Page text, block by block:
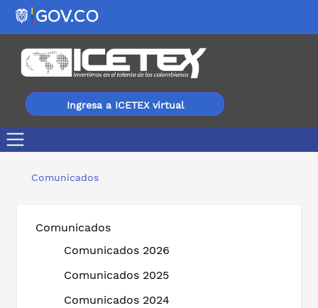
Ingresa a ICETEX virtual
Comunicados
Comunicados
Comunicados 2026
Comunicados 2025
Comunicados 2024